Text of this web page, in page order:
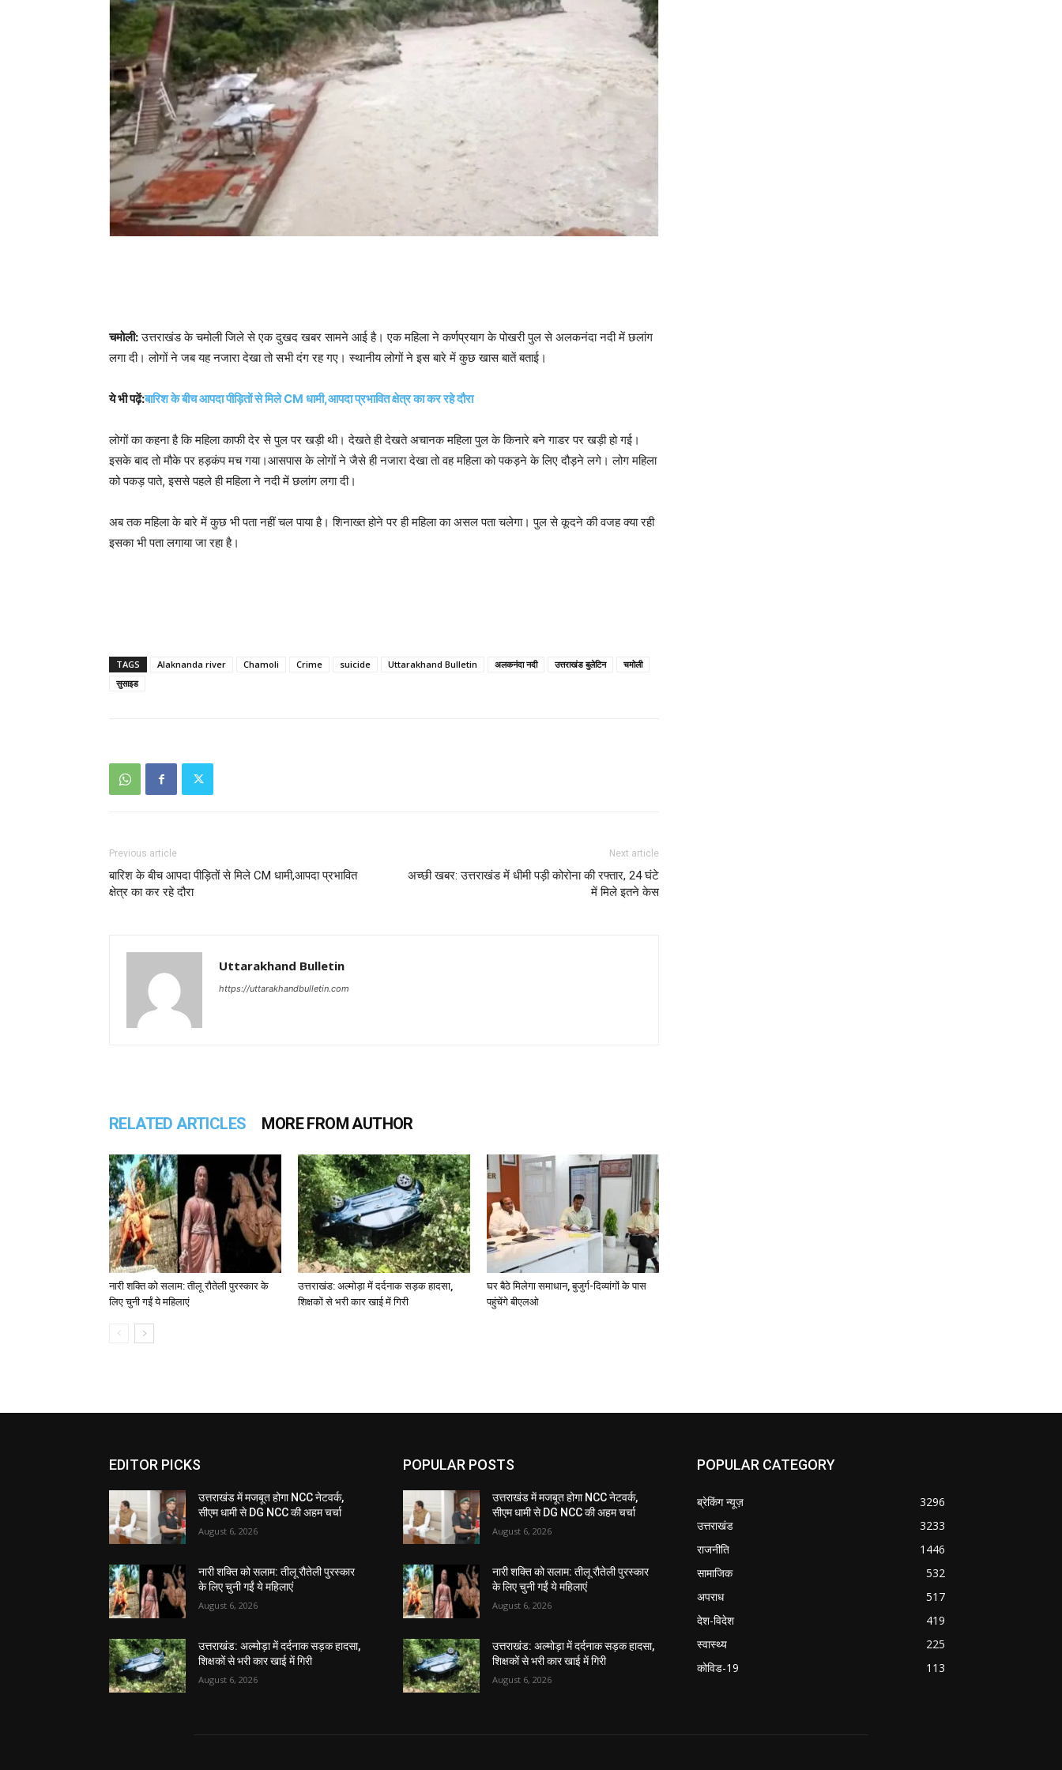
चमोली:उत्तराखंड के चमोली जिले से एक दुखद खबर सामने आई है। एक महिला ने कर्णप्रयाग के पोखरी पुल से अलकनंदा नदी में छलांग
लगा दी। लोगों ने जब यह नजारा देखा तो सभी दंग रह गए। स्थानीय लोगों ने इस बारे में कुछ खास बातें बताई।
ये भी पढ़ें:बारिश के बीच आपदा पीड़ितों से मिले CM धामी,आपदा प्रभावित क्षेत्र का कर रहे दौरा
लोगों का कहना है कि महिला काफी देर से पुल पर खड़ी थी। देखते ही देखते अचानक महिला पुल के किनारे बने गाडर पर खड़ी हो गई।
इसके बाद तो मौके पर हड़कंप मच गया।आसपास के लोगों ने जैसे ही नजारा देखा तो वह महिला को पकड़ने के लिए दौड़ने लगे। लोग महिला
को पकड़ पाते, इससे पहले ही महिला ने नदी में छलांग लगा दी।
अब तक महिला के बारे में कुछ भी पता नहीं चल पाया है। शिनाख्त होने पर ही महिला का असल पता चलेगा। पुल से कूदने की वजह क्या रही
इसका भी पता लगाया जा रहा है।
TAGS Alaknanda river Chamoli Crime suicide Uttarakhand Bulletin अलकनंदा नदी उत्तराखंड बुलेटिन
चमोली
सुसाइड
Previous article
बारिश के बीच आपदा पीड़ितों से मिले CM धामी,आपदा प्रभावित
क्षेत्र का कर रहे दौरा
Next article
अच्छी खबर: उत्तराखंड में धीमी पड़ी कोरोना की रफ्तार, 24 घंटे
में मिले इतने केस
Uttarakhand Bulletin
https://uttarakhandbulletin.com
RELATED ARTICLES MORE FROM AUTHOR
नारी शक्ति को सलाम: तीलू रौतेली पुरस्कार के
लिए चुनी गईं ये महिलाएं
उत्तराखंड: अल्मोड़ा में दर्दनाक सड़क हादसा,
शिक्षकों से भरी कार खाई में गिरी
घर बैठे मिलेगा समाधान, बुजुर्ग-दिव्यांगों के पास
पहुंचेंगे बीएलओ
EDITOR PICKS
उत्तराखंड में मजबूत होगा NCC नेटवर्क,
सीएम धामी से DG NCC की अहम चर्चा
August 6, 2026
नारी शक्ति को सलाम: तीलू रौतेली पुरस्कार
के लिए चुनी गईं ये महिलाएं
August 6, 2026
उत्तराखंड: अल्मोड़ा में दर्दनाक सड़क हादसा,
शिक्षकों से भरी कार खाई में गिरी
August 6, 2026
POPULAR POSTS
उत्तराखंड में मजबूत होगा NCC नेटवर्क,
सीएम धामी से DG NCC की अहम चर्चा
August 6, 2026
नारी शक्ति को सलाम: तीलू रौतेली पुरस्कार
के लिए चुनी गईं ये महिलाएं
August 6, 2026
उत्तराखंड: अल्मोड़ा में दर्दनाक सड़क हादसा,
शिक्षकों से भरी कार खाई में गिरी
August 6, 2026
POPULAR CATEGORY
ब्रेकिंग न्यूज़
3296
उत्तराखंड
3233
राजनीति
1446
सामाजिक
532
अपराध
517
देश-विदेश
419
स्वास्थ्य
225
कोविड-19
113